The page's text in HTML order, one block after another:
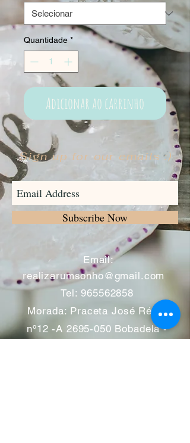
Quantidade *
Adicionar ao carrinho
Sign up for our emails :)
Subscribe Now
Email:
realizarumsonho@gmail.com
Tel: 965562858
Morada: Praceta José Régio
nº12 -A 2695-050 Bobadela -